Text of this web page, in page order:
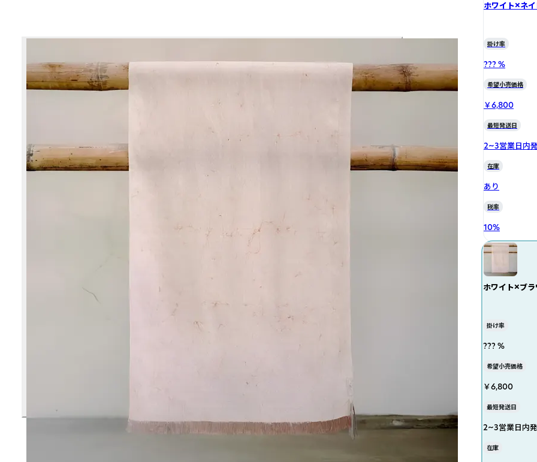
ホワイト×ネ
掛け率
??? %
希望小売価格
￥6,800
最短発送日
2~3営業日内
在庫
あり
税率
10%
ホワイト×ブ
掛け率
??? %
希望小売価格
￥6,800
最短発送日
2~3営業日内
在庫